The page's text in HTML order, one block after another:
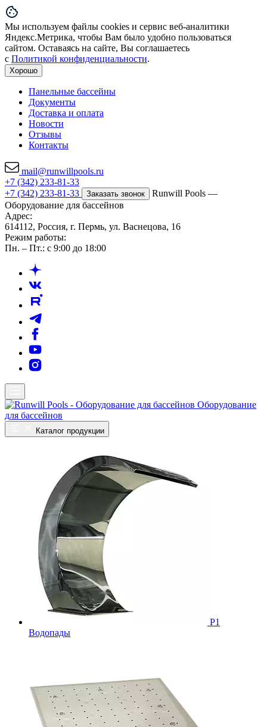
Мы используем файлы cookies и сервис веб-аналитики
Яндекс.Метрика, чтобы Вам было удобно пользоваться
сайтом. Оставаясь на сайте, Вы соглашаетесь
с Политикой конфиденциальности.
Хорошо
Панельные бассейны
Документы
Доставка и оплата
Новости
Отзывы
Контакты
mail@runwillpools.ru
+7 (342) 233-81-33
+7 (342) 233-81-33
Заказать звонок
Runwill Pools —
Оборудование для бассейнов
Адрес:
614112, Россия, г. Пермь, ул. Васнецова, 16
Режим работы:
Пн. – Пт.: с 9:00 до 18:00
Оборудование
для бассейнов
Каталог продукции
Р1
Водопады